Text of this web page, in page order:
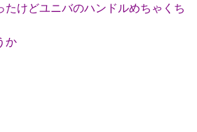
たけどユニバのハンドルめちゃくち
か